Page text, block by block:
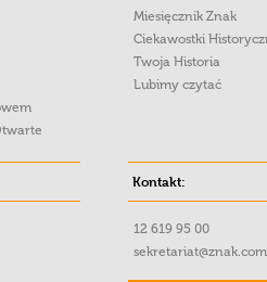
Miesięcznik Znak
Ciekawostki
Twoja Historia
Lubimy czytać
Kontakt:
12 619 95 00